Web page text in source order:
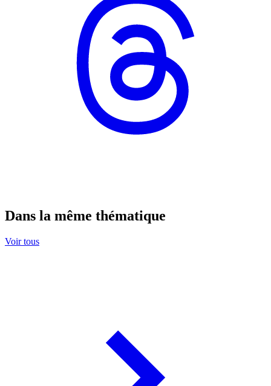
Dans la même thématique
Voir tous